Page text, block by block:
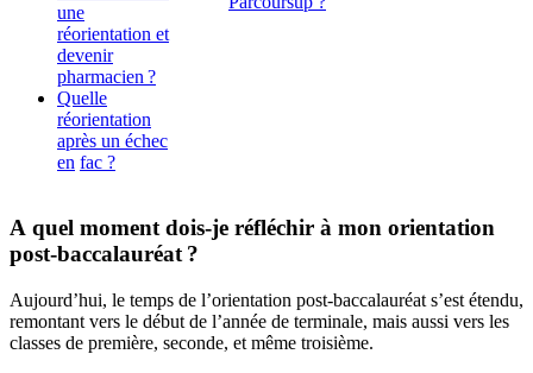
une
réorientation et
devenir
pharmacien ?
Quelle
réorientation
après un échec
en fac ?
A quel moment dois-je réfléchir à mon orientation
post-baccalauréat ?
Aujourd’hui, le temps de l’orientation post-baccalauréat s’est étendu,
remontant vers le début de l’année de terminale, mais aussi vers les
classes de première, seconde, et même troisième.